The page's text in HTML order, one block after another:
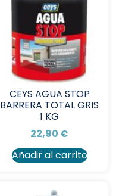
CEYS AGUA STOP
BARRERA TOTAL GRIS
1 KG
22,90 €
Añadir al carrito